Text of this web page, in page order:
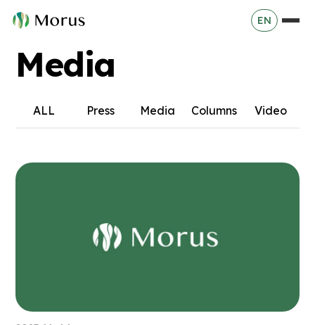
EN
Media
ALL Press Media Columns Video